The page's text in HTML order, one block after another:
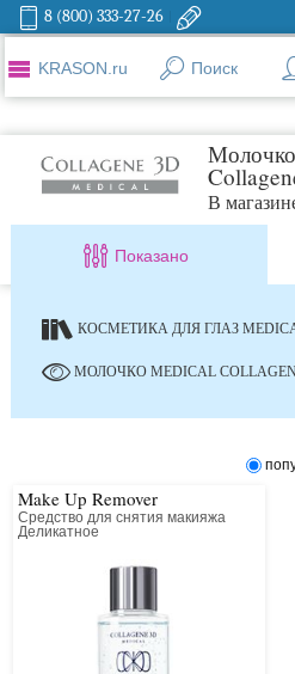
8 (800) 333-27-26
KRASON.ru Поиск
В
Показано
КОСМЕТИКА ДЛЯ ГЛАЗ
МОЛОЧКО MEDICAL
Make Up Remover
Средство для снятия макияжа
Деликатное